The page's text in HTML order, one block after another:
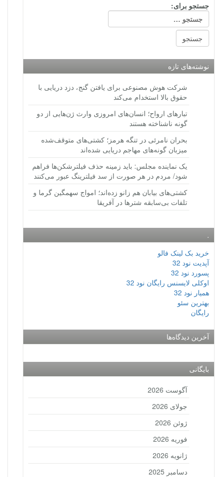
جستجو برای:
نوشته‌های تازه
شرکت هوش مصنوعی برای یافتن گنج، دزد دریایی با
حقوق بالا استخدام می‌کند
تبارهای ارواح؛ انسان‌های امروزی وارث ژن‌هایی از دو
گونه ناشناخته هستند
بحران نامرئی در تنگه هرمز؛ کشتی‌های متوقف‌شده
میزبان گونه‌های مهاجم دریایی شده‌اند
یک نماینده مجلس: باید زمینه حذف فیلترشکن‌ها فراهم
شود/ مردم در هر صورت از سد فیلترینگ عبور می‌کنند
کشتی‌های بیابان هم زانو زده‌اند؛ امواج سهمگین گرما و
تلفات بی‌سابقه شترها در آفریقا
.
خرید بک لینک فالو
آپدیت نود 32
پسورد نود 32
اوکلی لایسنس رایگان نود 32
همیار نود 32
بهترین سئو
رایگان
آخرین دیدگاه‌ها
بایگانی
آگوست 2026
جولای 2026
ژوئن 2026
فوریه 2026
ژانویه 2026
دسامبر 2025